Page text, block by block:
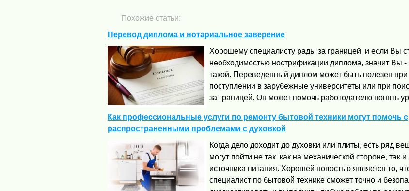
Похожие статьи:
Перевод диплома и нотариальное заверение
Хорошему специалисту рады за границей, и если Вы
необходимостью нострификации диплома, значит Вы
такой. Переведенный диплом может быть полезен при
поступлении в зарубежные университеты или при
за границей. Он может помочь работодателю понять
Как профессиональные услуги по ремонту бытовой техники могут помочь с
распространенными проблемами с духовкой
Когда дело доходит до духовки или плиты, есть ряд
могут пойти не так, как на механической стороне, так
источника питания. Хорошей новостью является то,
специалист по бытовой технике сможет точно и